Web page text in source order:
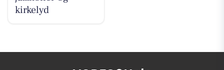
kirkelyd